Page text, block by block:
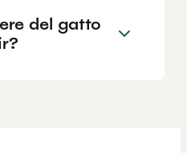
del gatto